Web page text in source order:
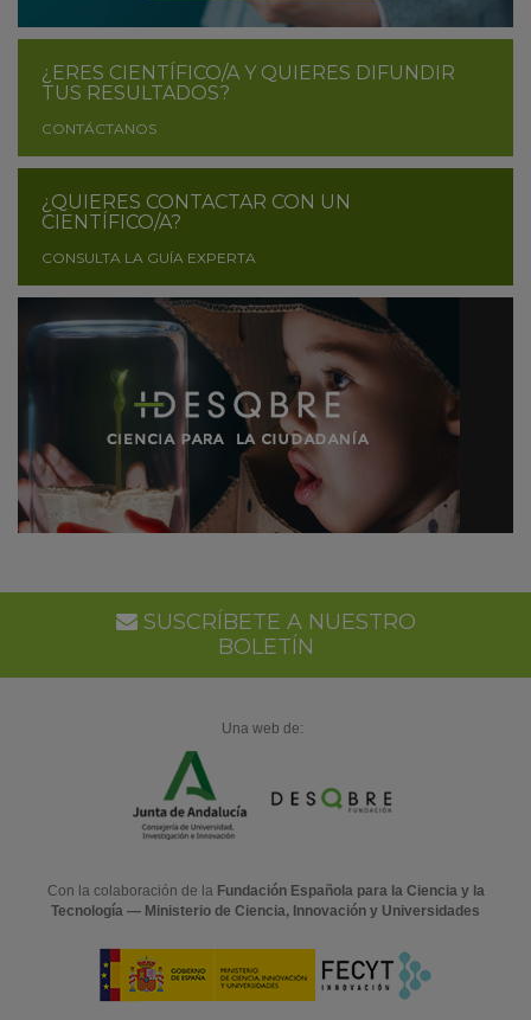
¿ERES CIENTÍFICO/A Y QUIERES DIFUNDIR
TUS RESULTADOS?
CONTÁCTANOS
¿QUIERES CONTACTAR CON UN
CIENTÍFICO/A?
CONSULTA LA GUÍA EXPERTA
SUSCRÍBETE A NUESTRO
BOLETÍN
Una web de:
Con la colaboración de la Fundación Española para la Ciencia y la
Tecnología — Ministerio de Ciencia, Innovación y Universidades